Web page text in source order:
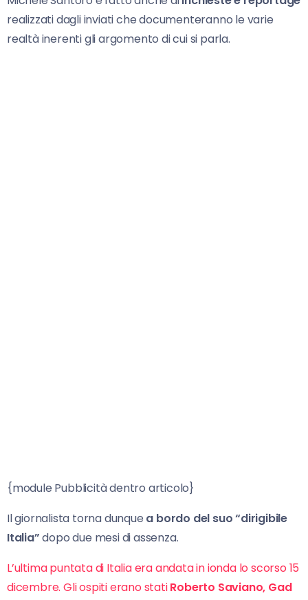
realizzati dagli inviati che documenteranno le varie
realtà inerenti gli argomento di cui si parla.
{module Pubblicità dentro articolo}
Il giornalista torna dunque a bordo del suo “dirigibile
Italia”dopo due mesi di assenza.
L’ultima puntata di Italia era andata in ionda lo scorso 15
dicembre. Gli ospiti erano statiRoberto Saviano, Gad